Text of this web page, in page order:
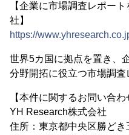
【企業に市場調査レポー
社】
https://
世界5カ国に拠点を置き、
分野開拓に役立つ市場調査
【本件に関するお問い合わ
YH Research株式会社
住所：東京都中央区勝ど